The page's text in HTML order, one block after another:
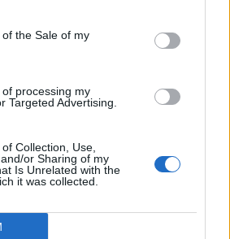
the Sale of my
processing my
Targeted Advertising.
Collection, Use,
or Sharing of my
Is Unrelated with the
it was collected.
από σήμερα μέχρι
είναι ένα χορταστικό
Lake Mode Festival για
θέλουν να πάνε στη
εντυπωσιακά ονόματα από
αν θες να κάτσεις σπίτι,
ταινία μυστηρίου, ένα